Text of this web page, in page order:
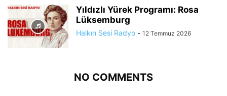
Yıldızlı Yürek Programı: Rosa
Lüksemburg
Halkın Sesi Radyo - 12 Temmuz 2026
NO COMMENTS